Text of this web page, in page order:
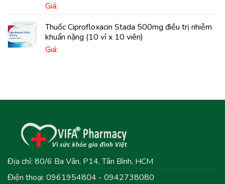
Giá:
Thuốc Ciprofloxacin Stada 500mg điều trị nhiễm
khuẩn nặng (10 vỉ x 10 viên)
Giá:
Địa chỉ: 80/6 Ba Vân, P14, Tân Bình, HCM
Điện thoại: 0961954804 - 0942738080